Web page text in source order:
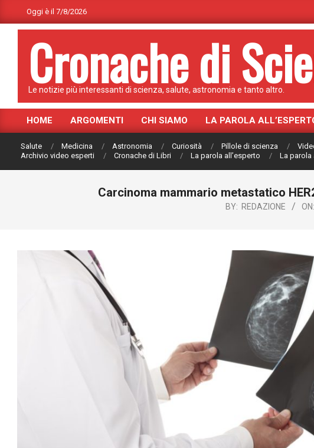
to
Oggi è il 7/8/2026
Cronache di
Le notizie più interessanti di scienza, salute, astronomia e tanto altro.
Primary
Navigation
Menu
HOME ARGOMENTI CHI SIAMO LA PAROLA
Salute Medicina Astronomia Curiosità Pillole di scienza
Archivio video esperti
Cronache di Libri La parola all’esperto La parola
Carcinoma mammario metastatico
BY: REDAZIONE ON: